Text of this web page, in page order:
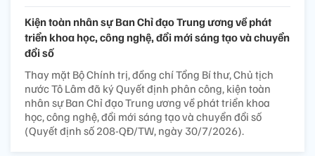
Kiện toàn nhân sự Ban Chỉ đạo Trung ương về phát
triển khoa học, công nghệ, đổi mới sáng tạo và chuyển
đổi số
Thay mặt Bộ Chính trị, đồng chí Tổng Bí thư, Chủ tịch
nước Tô Lâm đã ký Quyết định phân công, kiện toàn
nhân sự Ban Chỉ đạo Trung ương về phát triển khoa
học, công nghệ, đổi mới sáng tạo và chuyển đổi số
(Quyết định số 208-QĐ/TW, ngày 30/7/2026).